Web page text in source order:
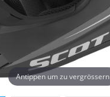
Antippen um zu vergrössern